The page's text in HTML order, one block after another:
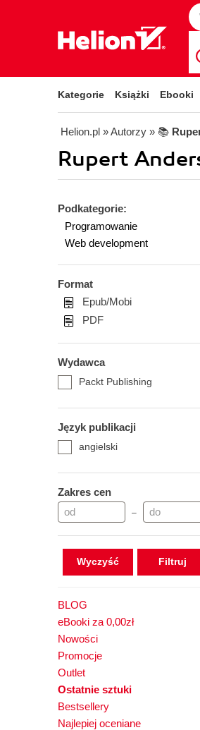
Kategorie Książki Ebooki
Helion.pl » Autorzy » 📚
Rupert
Podkategorie:
Programowanie
Web development
Format
Epub/Mobi
PDF
Wydawca
Packt Publishing
Język publikacji
angielski
Zakres cen
–
Wyczyść
BLOG
eBooki za 0,00zł
Nowości
Promocje
Outlet
Ostatnie sztuki
Bestsellery
Najlepiej oceniane